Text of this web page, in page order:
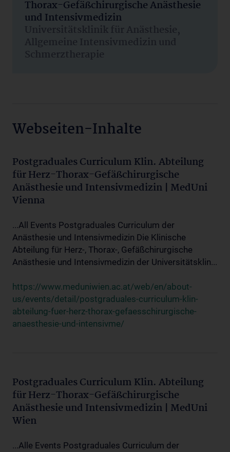
Thorax-Gefäßchirurgische Anästhesie
und Intensivmedizin
Universitätsklinik für Anästhesie,
Allgemeine Intensivmedizin und
Schmerztherapie
Webseiten-Inhalte
Postgraduales Curriculum Klin. Abteilung
für Herz-Thorax-Gefäßchirurgische
Anästhesie und Intensivmedizin | MedUni
Vienna
...All Events Postgraduales Curriculum der
Anästhesie und Intensivmedizin Die Klinische
Abteilung für Herz-, Thorax-, Gefäßchirurgische
Anästhesie und Intensivmedizin der Universitätsklin...
https://www.meduniwien.ac.at/web/en/about-
us/events/detail/postgraduales-curriculum-klin-
abteilung-fuer-herz-thorax-gefaesschirurgische-
anaesthesie-und-intensivme/
Postgraduales Curriculum Klin. Abteilung
für Herz-Thorax-Gefäßchirurgische
Anästhesie und Intensivmedizin | MedUni
Wien
...Alle Events Postgraduales Curriculum der